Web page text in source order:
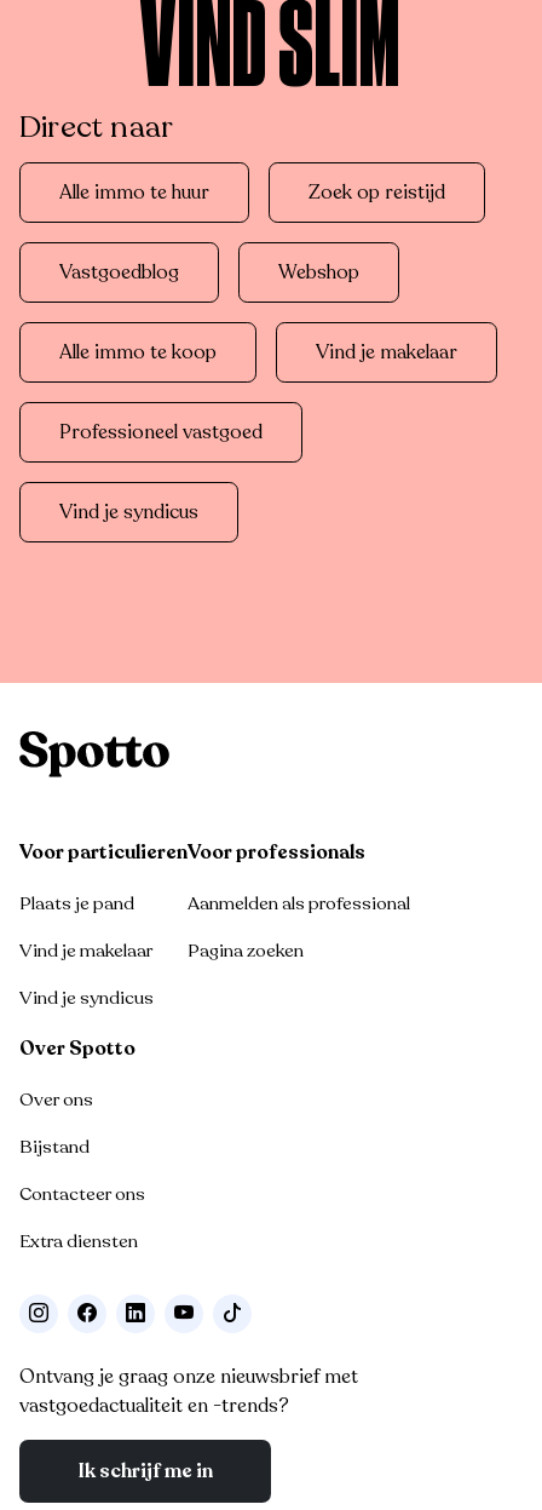
VIND SLIM
Direct naar
Alle immo te huur Zoek op reistijd
Vastgoedblog Webshop
Alle immo te koop Vind je makelaar
Professioneel vastgoed
Vind je syndicus
Voor particulieren
Plaats je pand
Vind je makelaar
Vind je syndicus
Voor professionals
Aanmelden als professional
Pagina zoeken
Over Spotto
Over ons
Bijstand
Contacteer ons
Extra diensten
Ontvang je graag onze nieuwsbrief met
vastgoedactualiteit en -trends?
Ik schrijf me in